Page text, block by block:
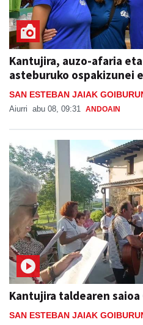
Kantujira, auzo-afaria
asteburuko ospakizunei
SAN ESTEBAN JAIAK
Aiurri abu 08, 09:31 ANDOAIN
Kantujira taldearen
SAN ESTEBAN JAIAK